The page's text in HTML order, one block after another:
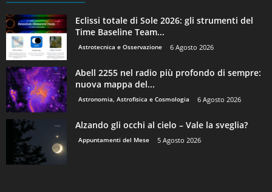
Eclissi totale di Sole 2026: gli strumenti del
Time Baseline Team...
Astrotecnica e Osservazione 6 Agosto 2026
Abell 2255 nel radio più profondo di sempre:
nuova mappa del...
Astronomia, Astrofisica e Cosmologia 6 Agosto 2026
Alzando gli occhi al cielo – Vale la sveglia?
Appuntamenti del Mese 5 Agosto 2026